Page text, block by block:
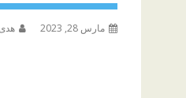
مارس 28, 2023